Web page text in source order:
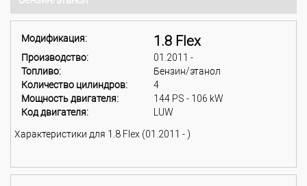
Модификация: 1.8 Flex
Производство:
01.2011 -
Топливо:
Бензин/этанол
Количество цилиндров:
4
Мощность двигателя:
144 PS - 106 kW
Код двигателя:
LUW
Характеристики для 1.8 Flex (01.2011 - )